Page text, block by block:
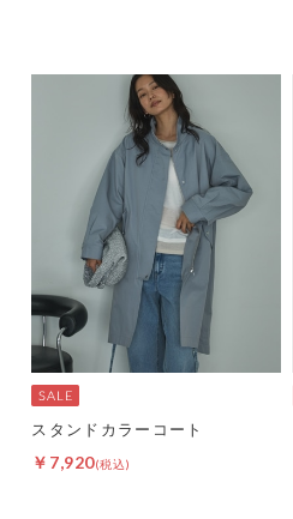
スタンドカラーコート
￥7,920